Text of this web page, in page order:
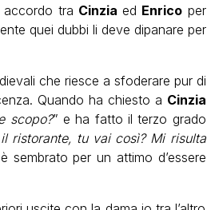
accordo tra Cinzia ed Enrico per
quei dubbi li deve dipanare per
che riesce a sfoderare pur di
Quando ha chiesto a Cinzia
scopo?” e ha fatto il terzo grado
ristorante, tu vai così? Mi risulta
sembrato per un attimo d’essere